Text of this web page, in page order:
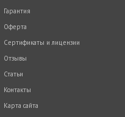
Гарантия
Оферта
Сертификаты и лицензии
Отзывы
Статьи
Контакты
Карта сайта